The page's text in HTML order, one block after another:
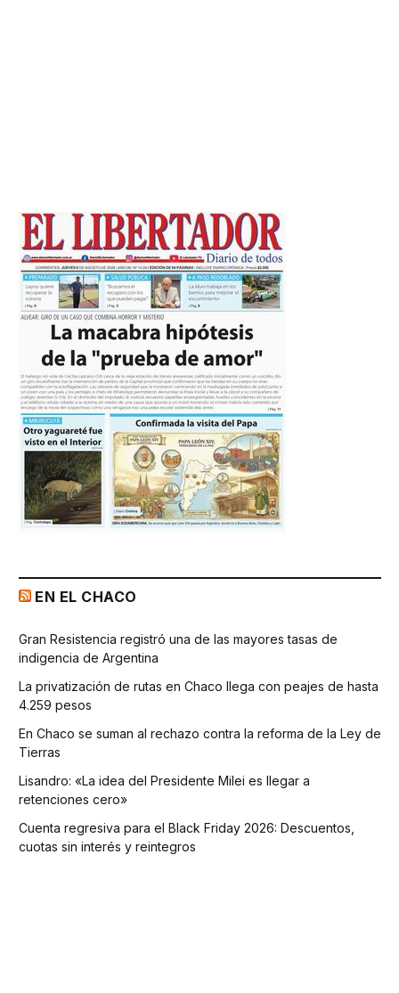
EN EL CHACO
Gran Resistencia registró una de las mayores tasas de
indigencia de Argentina
La privatización de rutas en Chaco llega con peajes de hasta
4.259 pesos
En Chaco se suman al rechazo contra la reforma de la Ley de
Tierras
Lisandro: «La idea del Presidente Milei es llegar a
retenciones cero»
Cuenta regresiva para el Black Friday 2026: Descuentos,
cuotas sin interés y reintegros